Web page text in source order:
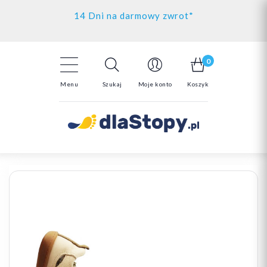
Kontakt
Darmowa dostawa powyżej 150zł
14 Dni na darmowy zwrot*
Menu Szukaj Moje konto
0
Koszyk